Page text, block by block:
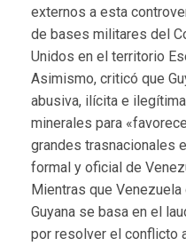
externos a esta
de bases militares del
Unidos en el territorio
Asimismo, criticó que
abusiva, ilícita e
minerales para
grandes trasnacionales
formal y oficial de
Mientras que
Guyana se basa en el
por resolver el conflicto